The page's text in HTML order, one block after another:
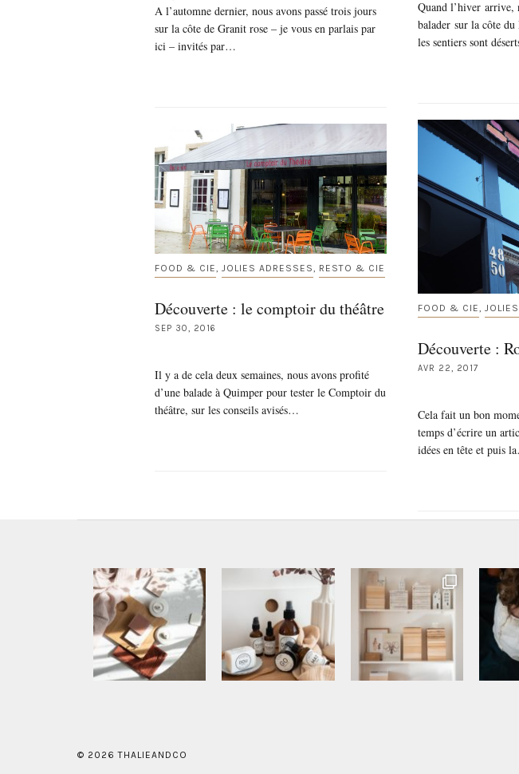
A l’automne dernier, nous avons passé trois jours
sur la côte de Granit rose – je vous en parlais par
ici – invités par…
Quand l’hiver arrive,
balader sur la côte
les sentiers sont
FOOD & CIE,
Découverte :
AVR 22, 2017
Cela fait un bon
temps d’écrire un
idées en tête et puis
FOOD & CIE, JOLIES ADRESSES, RESTO & CIE
Découverte : le comptoir du théâtre
SEP 30, 2016
Il y a de cela deux semaines, nous avons profité
d’une balade à Quimper pour tester le Comptoir du
théâtre, sur les conseils avisés…
© 2026 THALIEANDCO